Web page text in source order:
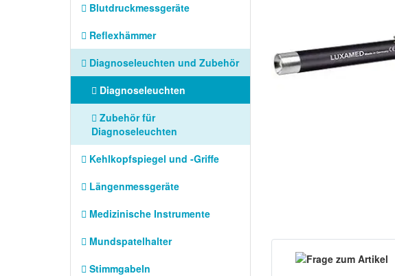
Blutdruckmessgeräte
Reflexhämmer
Diagnoseleuchten und Zubehör
Diagnoseleuchten
Zubehör für
Diagnoseleuchten
Kehlkopfspiegel und -Griffe
Längenmessgeräte
Medizinische Instrumente
Mundspatelhalter
Stimmgabeln